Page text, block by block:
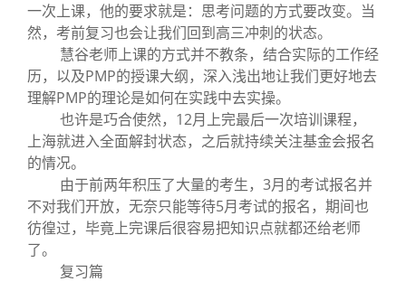
一次上课，他的要求就是：思考问题的方式要改变。当
然，考前复习也会让我们回到高三冲刺的状态。
慧谷老师上课的方式并不教条，结合实际的工作经
历，以及PMP的授课大纲，深入浅出地让我们更好地去
理解PMP的理论是如何在实践中去实操。
也许是巧合使然，12月上完最后一次培训课程，
上海就进入全面解封状态，之后就持续关注基金会报名
的情况。
由于前两年积压了大量的考生，3月的考试报名并
不对我们开放，无奈只能等待5月考试的报名，期间也
彷徨过，毕竟上完课后很容易把知识点就都还给老师
了。
复习篇